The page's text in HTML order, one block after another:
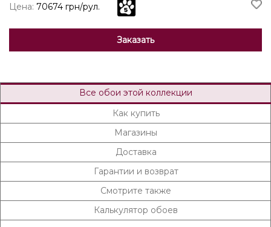
Цена: 70674 грн/рул.
Заказать
Все обои этой коллекции
Как купить
Магазины
Доставка
Гарантии и возврат
Смотрите также
Калькулятор обоев